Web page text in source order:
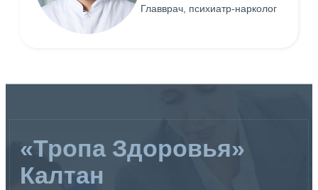
Главврач, психиатр-нарколог
«Тропа Здоровья»
Калтан